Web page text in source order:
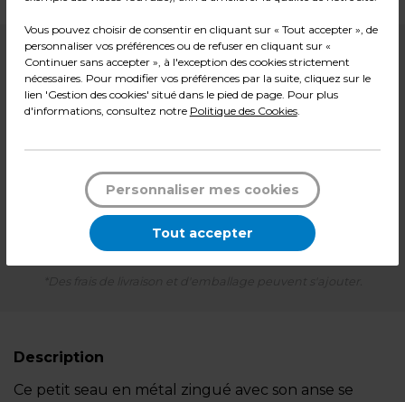
2,99€ HT
Soit0,30 € HTl'unité
Pqt de 10
Quantité - +
Ajouter au panier
Description
Ce petit seau en métal zingué avec son anse se
Vous pouvez choisir de consentir en cliquant sur « Tout accepter », de
personnaliser vos préférences ou de refuser en cliquant sur «
Continuer sans accepter », à l'exception des cookies strictement
nécessaires. Pour modifier vos préférences par la suite, cliquez sur le
lien 'Gestion des cookies' situé dans le pied de page. Pour plus
d'informations, consultez notre Politique des Cookies.
Personnaliser mes cookies
Tout accepter